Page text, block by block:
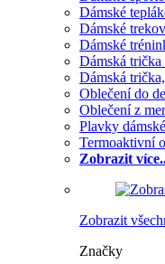
Dámské
Dámské
Dámské
Dámská
Dámská
Oblečení do
Oblečení z
Plavky dámské
Termoaktivní
Zobrazit
Zobrazit
Značky